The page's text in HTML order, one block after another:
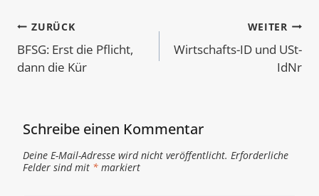
Beitragsnavigation
ZURÜCK
BFSG: Erst die Pflicht,
dann die Kür
WEITER
Wirtschafts-ID und USt-
IdNr
Schreibe einen Kommentar
Deine E-Mail-Adresse wird nicht veröffentlicht. Erforderliche
Felder sind mit * markiert